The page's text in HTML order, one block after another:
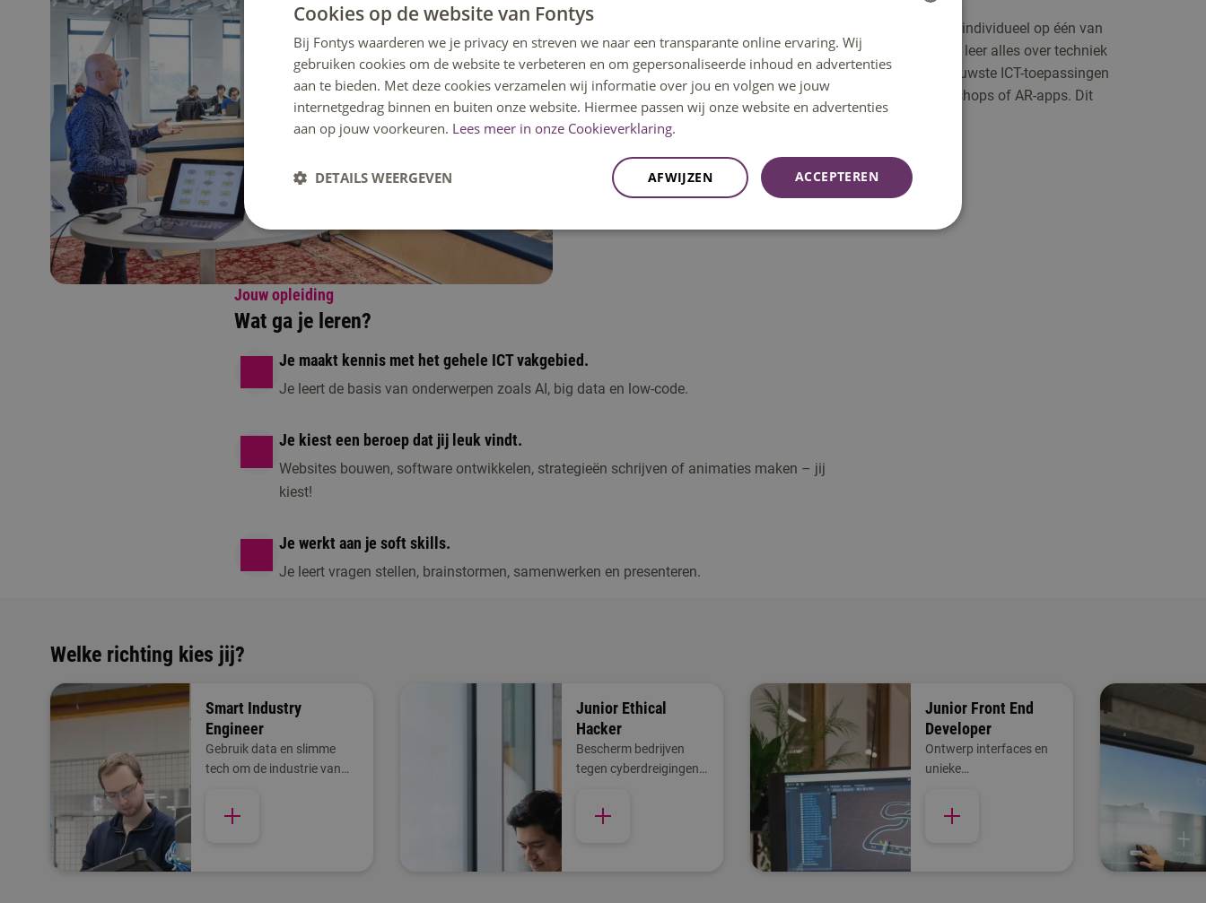
Tijdens de opleiding werk je dagelijks met je projectgroep of individueel op één van
onze locaties en labs. Kies een beroep waarin je wilt groeien, leer alles over techniek
en pas het toe in echte projecten. Samen bouw je aan de nieuwste ICT-toepassingen
zoals slimme systemen, racerobots, zorgtoepassingen, webshops of AR-apps. Dit
alles doe je voor echte bedrijven.
Meer over deze opleiding
Jouw opleiding
Wat ga je leren?
Je maakt kennis met het gehele ICT vakgebied.
Je leert de basis van onderwerpen zoals AI, big data en low-code.
Je kiest een beroep dat jij leuk vindt.
Websites bouwen, software ontwikkelen, strategieën schrijven of animaties maken – jij
kiest!
Je werkt aan je soft skills.
Je leert vragen stellen, brainstormen, samenwerken en presenteren.
Welke richting kies jij?
Smart Industry
Engineer
Gebruik data en slimme
tech om de industrie van
richting binnen Ad ICT is
ontwikkeld door Summa en
Junior Ethical
Hacker
Bescherm bedrijven
tegen cyberdreigingen
veiligheid.
Junior Front End
Developer
Ontwerp interfaces en
unieke
met AI en slimme tools.
ENGLISH
Cookies op de website van Fontys
Bij Fontys waarderen we je privacy en streven we naar een transparante online ervaring. Wij
gebruiken cookies om de website te verbeteren en om gepersonaliseerde inhoud en advertenties
aan te bieden. Met deze cookies verzamelen wij informatie over jou en volgen we jouw
internetgedrag binnen en buiten onze website. Hiermee passen wij onze website en advertenties
aan op jouw voorkeuren. Lees meer in onze Cookieverklaring.
ACCEPTEREN
AFWIJZEN
DETAILS WEERGEVEN